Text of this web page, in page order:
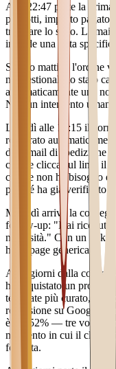
Alle 22:47 parte la
prodotti, importo pagato,
tracciare lo stato. L'email
include una nota
Sabato mattina l'ordine
nel gestionale lo stato
automaticamente una
Nessun intervento umano.
Lunedì alle 14:15 il
registrato
dell'email di spedizione
cliente clicca sul link: il
cliente non ha bisogno
perché ha già verificato
Martedì arriva la
follow-up: "Hai ricevuto
necessità." Con un link
homepage generica.
A 14 giorni dalla
ha acquistato un
template più curato, con
recensione su Google e
è del 52% — tre volte la
momento in cui il cliente
formata.